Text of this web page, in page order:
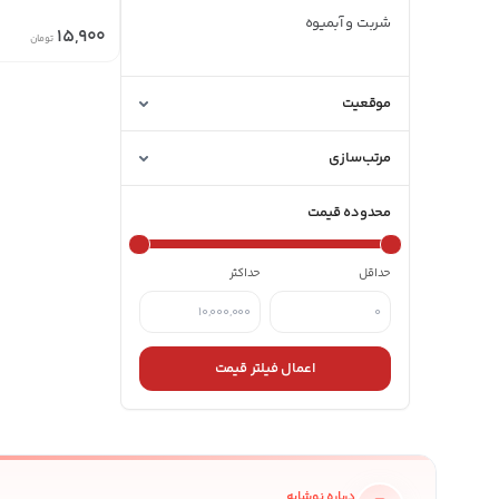
شربت و آبمیوه
نوشابه
موقعیت
مرتب‌سازی
محدوده قیمت
حداقل حداکثر
اعمال فیلتر قیمت
15,900 تومان